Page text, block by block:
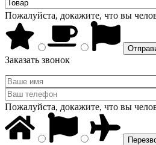
Пожалуйста, докажите, что вы
Заказать звонок
Пожалуйста, докажите, что вы